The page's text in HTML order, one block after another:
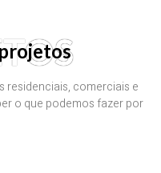
residenciais, comerciais e
o que podemos fazer por